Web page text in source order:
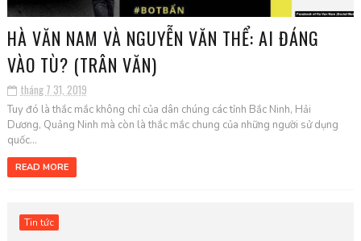
HÀ VĂN NAM VÀ NGUYỄN VĂN THỂ: AI ĐÁNG
VÀO TÙ? (TRÂN VĂN)
tháng 7 31, 2019
Tuy đó là thắc mắc không chỉ của dân chúng các tỉnh Bắc Ninh, Hải
Dương, Quảng Ninh mà còn là thắc mắc chung của những người sử dụng
quốc...
READ MORE
Tin tức